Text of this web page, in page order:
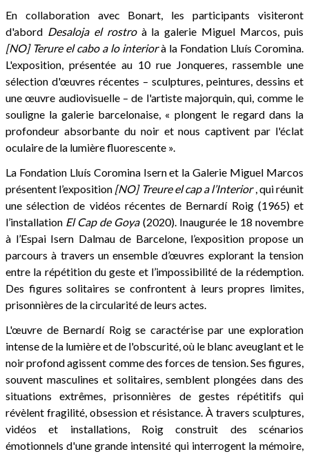
En collaboration avec Bonart, les participants visiteront
d'abord Desaloja el rostroà la galerie Miguel Marcos, puis
[NO] Terure el cabo a lo interiorà la Fondation Lluís Coromina.
L'exposition, présentée au 10 rue Jonqueres, rassemble une
sélection d'œuvres récentes – sculptures, peintures, dessins et
une œuvre audiovisuelle – de l'artiste majorquin, qui, comme le
souligne la galerie barcelonaise, « plongent le regard dans la
profondeur absorbante du noir et nous captivent par l'éclat
oculaire de la lumière fluorescente ».
La Fondation Lluís Coromina Isern et la Galerie Miguel Marcos
présentent l’exposition [NO] Treure el cap a l’Interior, qui réunit
une sélection de vidéos récentes de Bernardí Roig (1965) et
l’installation El Cap de Goya(2020). Inaugurée le 18 novembre
à l’Espai Isern Dalmau de Barcelone, l’exposition propose un
parcours à travers un ensemble d’œuvres explorant la tension
entre la répétition du geste et l’impossibilité de la rédemption.
Des figures solitaires se confrontent à leurs propres limites,
prisonnières de la circularité de leurs actes.
L'œuvre de Bernardí Roig se caractérise par une exploration
intense de la lumière et de l'obscurité, où le blanc aveuglant et le
noir profond agissent comme des forces de tension. Ses figures,
souvent masculines et solitaires, semblent plongées dans des
situations extrêmes, prisonnières de gestes répétitifs qui
révèlent fragilité, obsession et résistance. À travers sculptures,
vidéos et installations, Roig construit des scénarios
émotionnels d'une grande intensité qui interrogent la mémoire,